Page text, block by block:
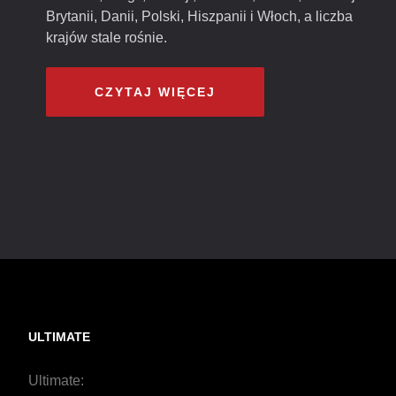
Brytanii, Danii, Polski, Hiszpanii i Włoch, a liczba
krajów stale rośnie.
CZYTAJ WIĘCEJ
ULTIMATE
Ultimate: